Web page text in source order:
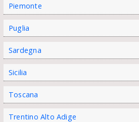
Piemonte
Puglia
Sardegna
Sicilia
Toscana
Trentino Alto Adige